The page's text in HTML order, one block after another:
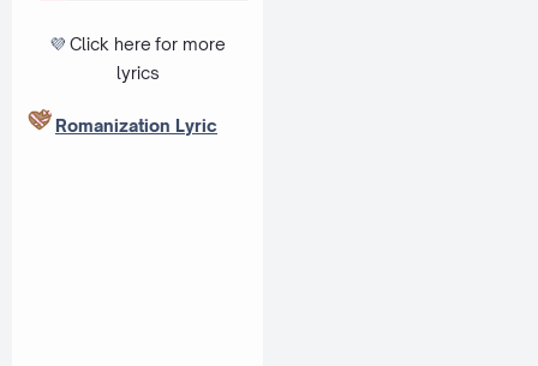
💜 Click here for more
lyrics
Romanization Lyric